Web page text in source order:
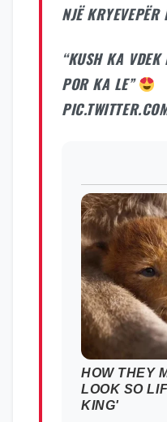
NJË KRYEVEPËR
“KUSH KA
POR KA LE”